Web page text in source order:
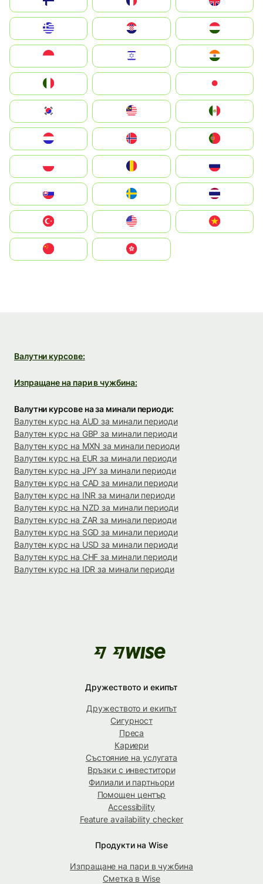
Magyarország
South Korea
United States
中國香港特別行政區
Валутни курсове:
Изпращане на пари в чужбина:
Валутни курсове на за минали периоди:
Валутен курс на AUD за минали периоди
Валутен курс на GBP за минали периоди
Валутен курс на MXN за минали периоди
Валутен курс на EUR за минали периоди
Валутен курс на JPY за минали периоди
Валутен курс на CAD за минали периоди
Валутен курс на INR за минали периоди
Валутен курс на NZD за минали периоди
Валутен курс на ZAR за минали периоди
Валутен курс на SGD за минали периоди
Валутен курс на USD за минали периоди
Валутен курс на CHF за минали периоди
Валутен курс на IDR за минали периоди
Дружеството и екипът
Дружеството и екипът
Сигурност
Преса
Кариери
Състояние на услугата
Връзки с инвеститори
Филиали и партньори
Помощен център
Accessibility
Feature availability checker
Продукти на Wise
Изпращане на пари в чужбина
Сметка в Wise